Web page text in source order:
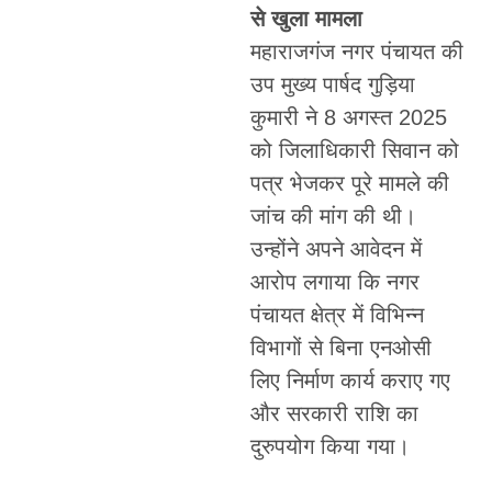
से खुला मामला
महाराजगंज नगर पंचायत की
उप मुख्य पार्षद गुड़िया
कुमारी ने 8 अगस्त 2025
को जिलाधिकारी सिवान को
पत्र भेजकर पूरे मामले की
जांच की मांग की थी।
उन्होंने अपने आवेदन में
आरोप लगाया कि नगर
पंचायत क्षेत्र में विभिन्न
विभागों से बिना एनओसी
लिए निर्माण कार्य कराए गए
और सरकारी राशि का
दुरुपयोग किया गया।